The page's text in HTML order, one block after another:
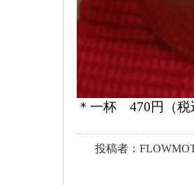
＊一杯 470円（税
投稿者：